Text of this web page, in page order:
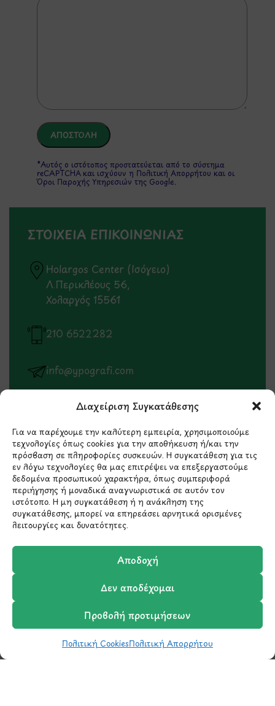
Διαχείριση Συγκατάθεσης
Για να παρέχουμε την καλύτερη εμπειρία, χρησιμοποιούμε
τεχνολογίες όπως cookies για την αποθήκευση ή/και την
πρόσβαση σε πληροφορίες συσκευών. Η συγκατάθεση για τις
εν λόγω τεχνολογίες θα μας επιτρέψει να επεξεργαστούμε
δεδομένα προσωπικού χαρακτήρα, όπως συμπεριφορά
περιήγησης ή μοναδικά αναγνωριστικά σε αυτόν τον
ιστότοπο. Η μη συγκατάθεση ή η ανάκληση της
συγκατάθεσης, μπορεί να επηρεάσει αρνητικά ορισμένες
λειτουργίες και δυνατότητες.
Αποδοχή
Δεν αποδέχομαι
Προβολή προτιμήσεων
Πολιτική CookiesΠολιτική Απορρήτου
*Αυτός ο ιστότοπος προστατεύεται από το σύστημα
reCAPTCHA και ισχύουν η Πολιτική Απορρήτου και οι
Όροι Παροχής Υπηρεσιώντης Google.
ΣΤΟΙΧΕΙΑ ΕΠΙΚΟΙΝΩΝΙΑΣ
Holargos Center (Ισόγειο)
Λ.Περικλέους 56,
Χολαργός 15561
210 6522282
info@ypografi.com
Έχετε ερωτήσεις σχετικά με ένα προϊόν ή μια
επικοινωνήσουμε σύντομα μαζί σας.
Μάθετε πρώτοι τα νέα
και τις προσφορές
μας.
ΚαλάθιΣύγκριση
Ο Λογαριασμός μου